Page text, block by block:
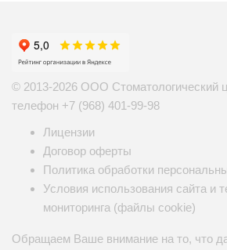
© 2013-2026 ООО Стоматологический
телефон +7 (968) 401-99-98
Лицензии
Договор оферты
Политика обработки
Условия использования сайта и
мониторинга (файлы cookie)
Обращаем Ваше внимание на то, что